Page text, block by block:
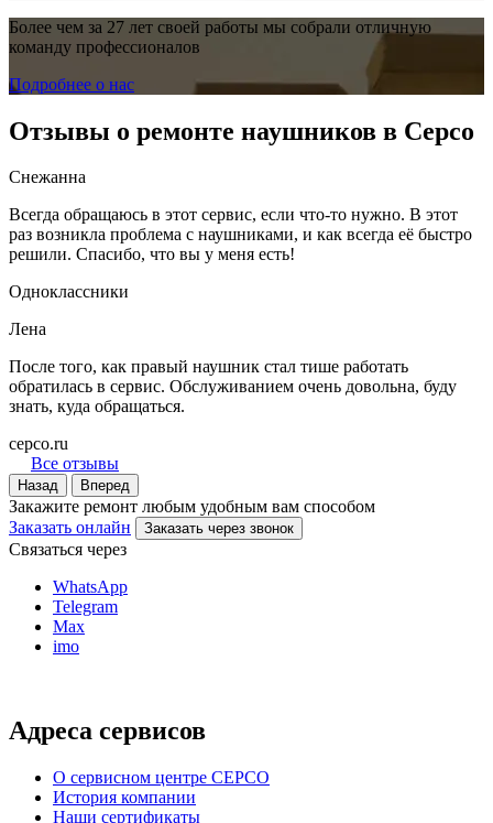
Более чем за 27 лет своей работы мы собрали отличную
команду профессионалов
Подробнее о нас
Отзывы о ремонте наушников в Серсо
Снежанна
Всегда обращаюсь в этот сервис, если что-то нужно. В этот
раз возникла проблема с наушниками, и как всегда её быстро
решили. Спасибо, что вы у меня есть!
Одноклассники
Лена
После того, как правый наушник стал тише работать
обратилась в сервис. Обслуживанием очень довольна, буду
знать, куда обращаться.
серсо.ru
Все отзывы
Назад Вперед
Закажите ремонт любым удобным вам способом
Заказать онлайн
Заказать через звонок
Связаться через
WhatsApp
Telegram
Max
imo
Адреса сервисов
О сервисном центре СЕРСО
История компании
Наши сертификаты